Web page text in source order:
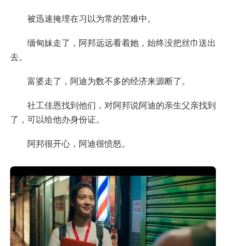
被迅速掩埋在习以为常的苦难中。
缅甸妹走了，阿邦远远看着她，始终没把丝巾送出
去。
富婆走了，阿迪为数不多的经济来源断了。
社工佳恩找到他们，对阿邦说阿迪的亲生父亲找到
了，可以给他办身份证。
阿邦很开心，阿迪很愤怒。